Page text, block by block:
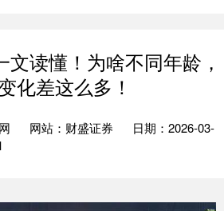
读懂！为啥不同年龄，
化差这么多！
网站：财盛证券
日期：2026-03-